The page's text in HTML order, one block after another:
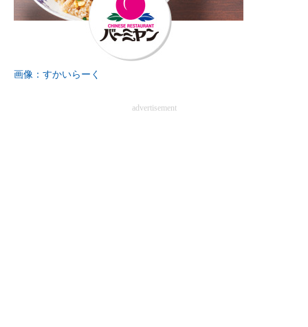
画像：すかいらーく
advertisement